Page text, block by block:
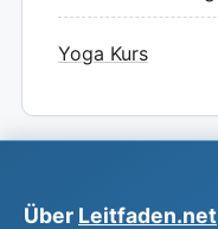
Yoga Kurs
Über Leitfaden.net